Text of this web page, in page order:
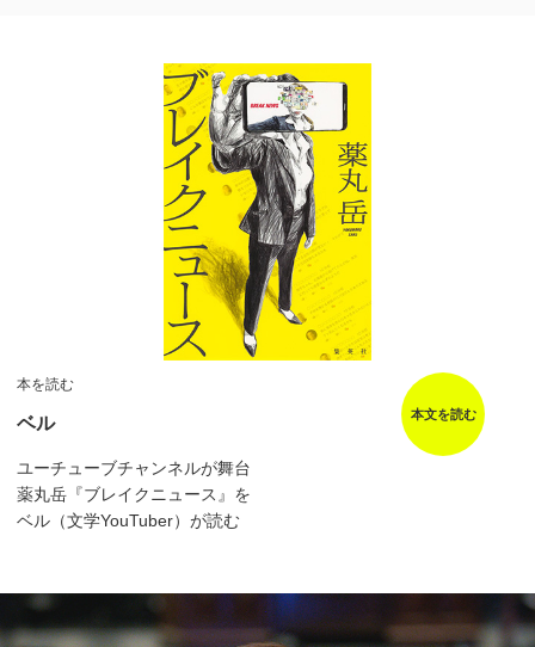
本を読む
ベル
ユーチューブチャンネルが舞台
薬丸岳『ブレイクニュース』を
ベル（文学YouTuber）が読む
本文を読む